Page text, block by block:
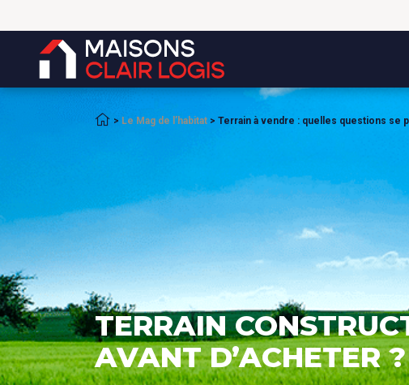
Accueil
> Le Mag de l’habitat > Terrain à vendre : quelles questions se
TERRAIN
AVANT D’ACHETER ?